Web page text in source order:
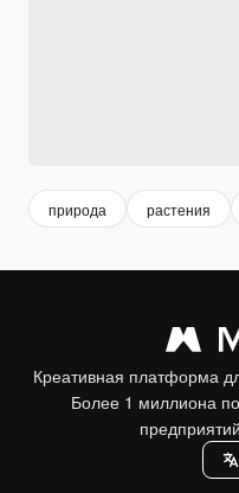
природа растения
Креативная платформа
Более 1 миллиона